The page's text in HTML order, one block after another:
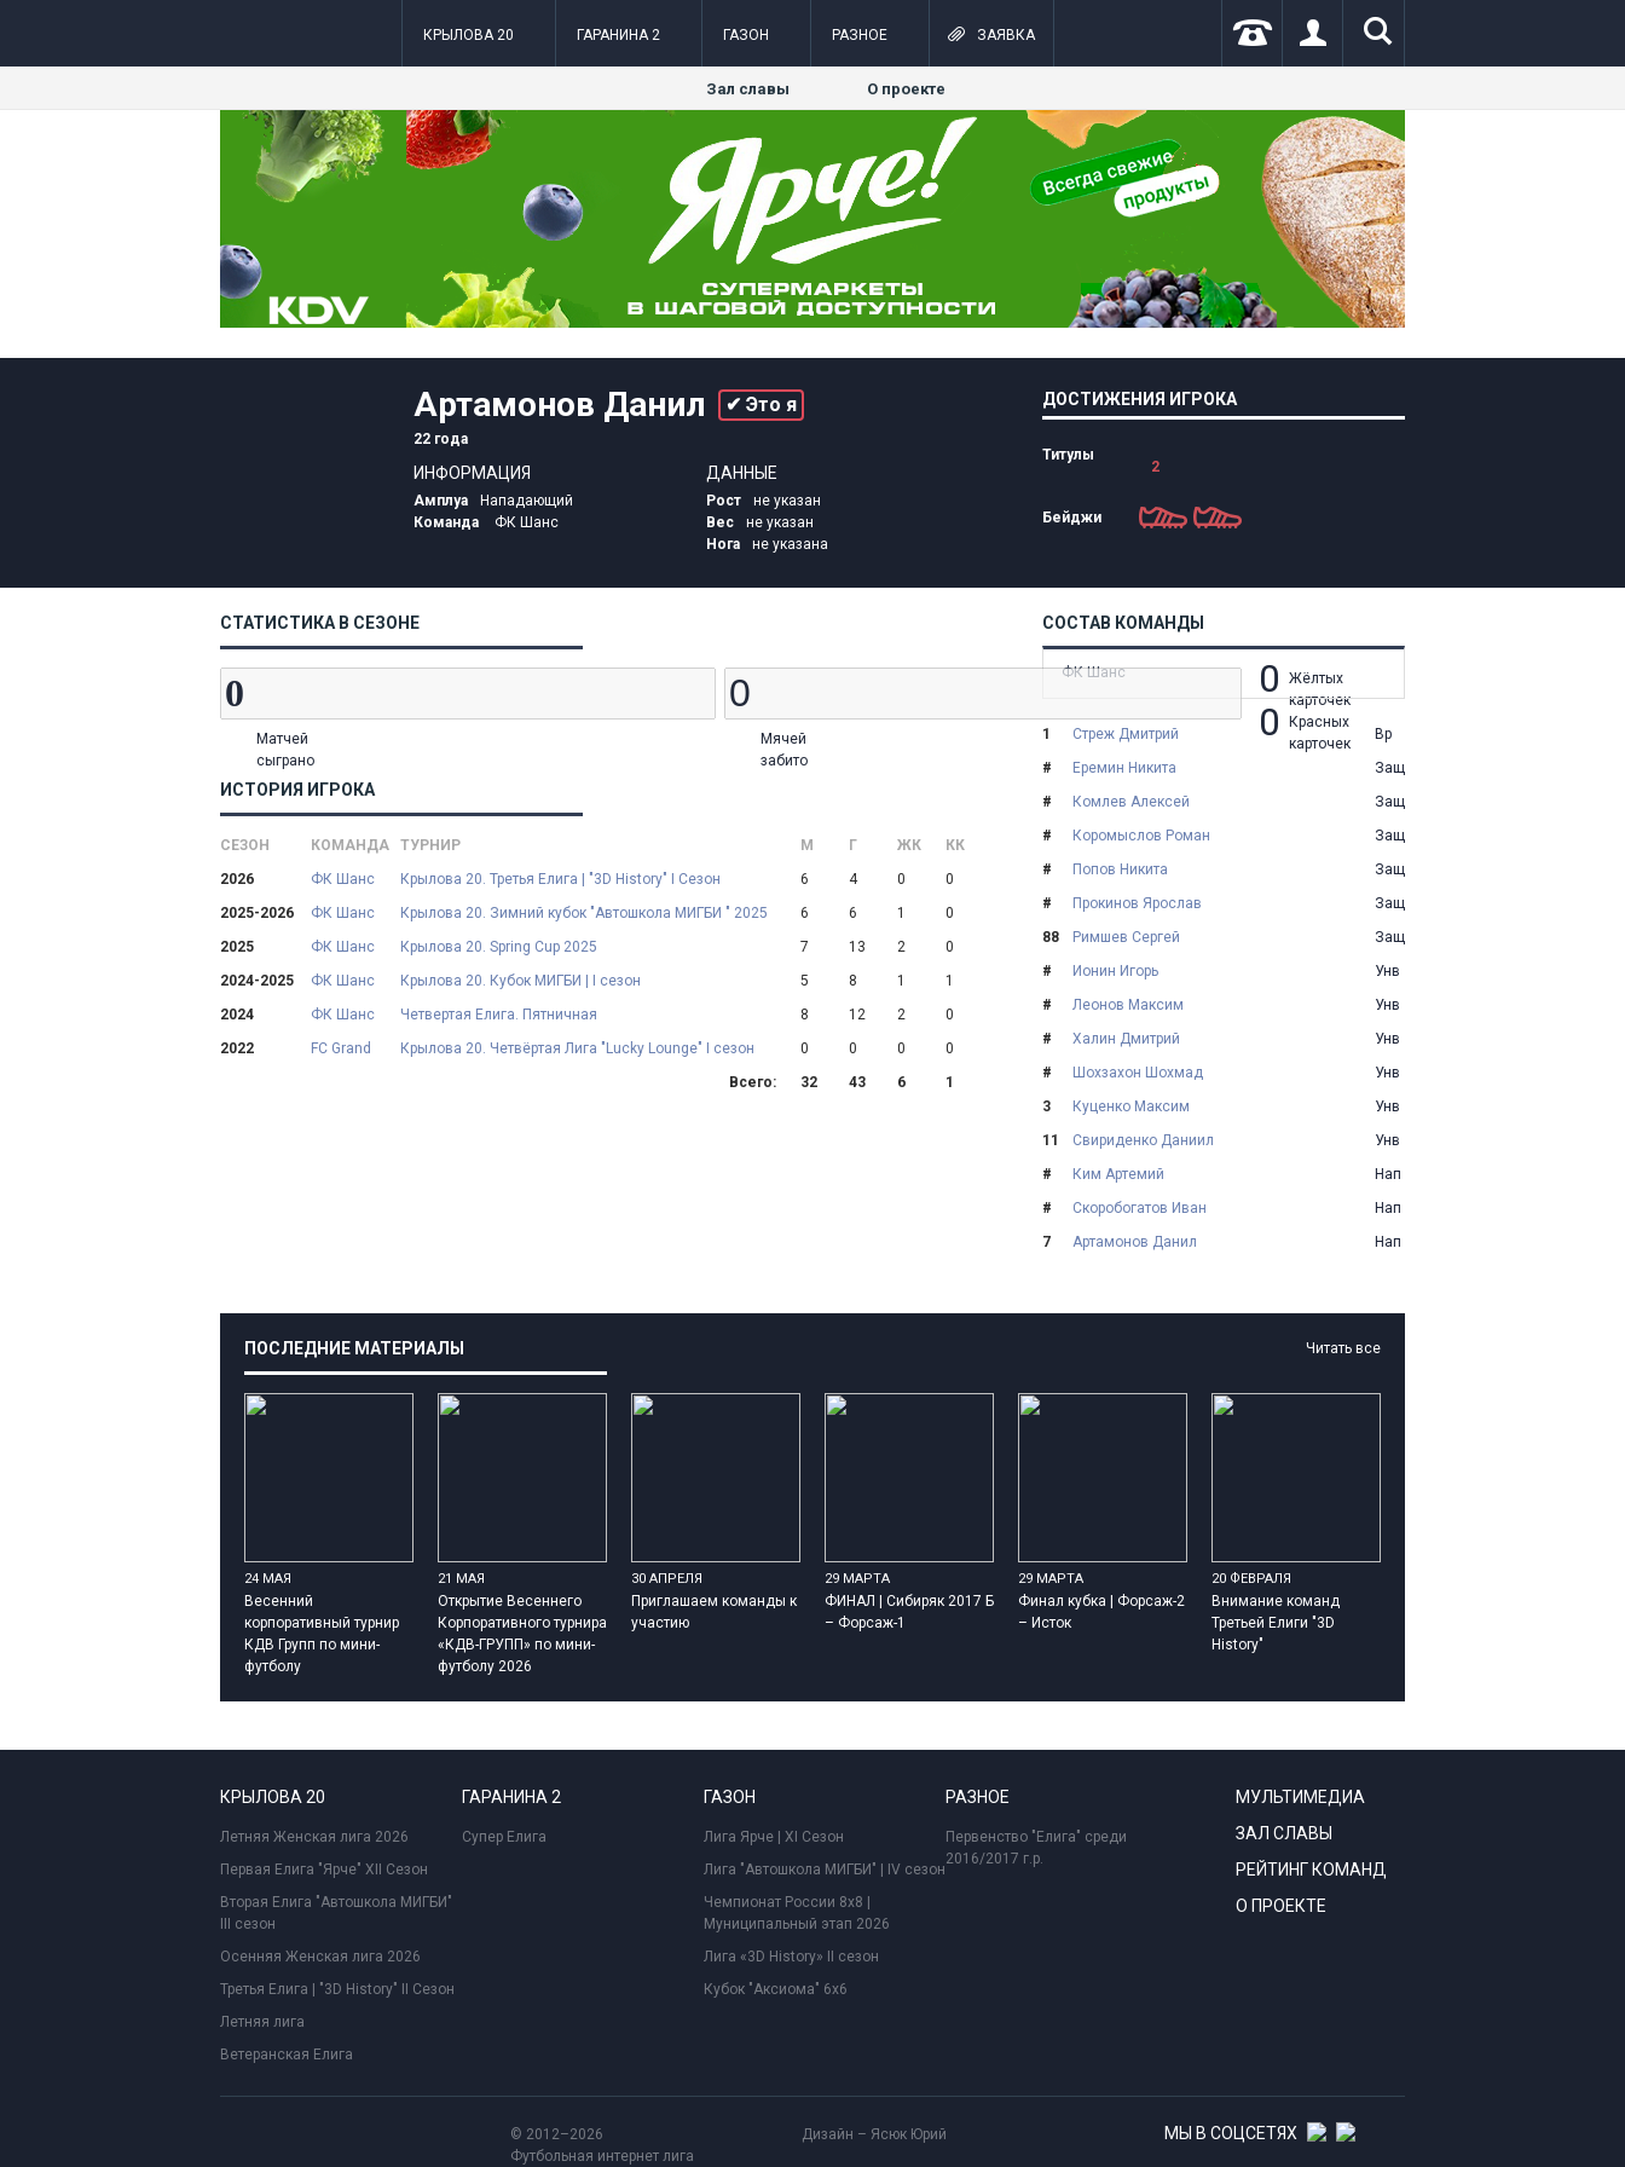
КРЫЛОВА 20 ГАРАНИНА 2 ГАЗОН РАЗНОЕ = ЗАЯВКА #
.
|
Зал славы О проекте
Артамонов Данил ✔ Это я
22 года
ИНФОРМАЦИЯ
Амплуа
Нападающий
Команда
ФК Шанс
ДАННЫЕ
Рост
не указан
Вес
не указан
Нога
не указана
ДОСТИЖЕНИЯ ИГРОКА
Титулы
2
Бейджи
СТАТИСТИКА В СЕЗОНЕ
Матчей
сыграно
Мячей
забито
0
Жёлтых
карточек
0
Красных
карточек
ИСТОРИЯ ИГРОКА
СЕЗОН КОМАНДА ТУРНИР М Г ЖК
КК
2026
ФК Шанс Крылова 20. Третья Елига | "3D History" I Сезон 6 4 0
0
2025-2026
ФК Шанс Крылова 20. Зимний кубок "Автошкола МИГБИ " 2025 6 6 1
0
2025
ФК Шанс Крылова 20. Spring Cup 2025 7 13 2
0
2024-2025
ФК Шанс Крылова 20. Кубок МИГБИ | I сезон 5 8 1
1
2024
ФК Шанс Четвертая Елига. Пятничная 8 12 2
0
2022
FC Grand Крылова 20. Четвёртая Лига "Lucky Lounge" I сезон 0 0 0
0
Всего:
32 43 6 1
СОСТАВ КОМАНДЫ
ФК Шанс
1 Стреж Дмитрий
Вр
#
Еремин Никита
Защ
#
Комлев Алексей
Защ
#
Коромыслов Роман
Защ
#
Попов Никита
Защ
#
Прокинов Ярослав
Защ
88
Римшев Сергей
Защ
#
Ионин Игорь
Унв
#
Леонов Максим
Унв
#
Халин Дмитрий
Унв
#
Шохзахон Шохмад
Унв
3
Куценко Максим
Унв
11
Свириденко Даниил
Унв
#
Ким Артемий
Нап
#
Скоробогатов Иван
Нап
7
Артамонов Данил Нап
ПОСЛЕДНИЕ МАТЕРИАЛЫ Читать все
24 МАЯ
Весенний
корпоративный турнир
КДВ Групп по мини-
футболу
21 МАЯ
Открытие Весеннего
Корпоративного турнира
«КДВ-ГРУПП» по мини-
футболу 2026
30 АПРЕЛЯ
Приглашаем команды к
участию
29 МАРТА
ФИНАЛ | Сибиряк 2017 Б
– Форсаж-1
29 МАРТА
Финал кубка | Форсаж-2
– Исток
20 ФЕВРАЛЯ
Внимание команд
Третьей Елиги "3D
History"
КРЫЛОВА 20
Летняя Женская лига 2026
Первая Елига "Ярче" XII Сезон
Вторая Елига "Автошкола МИГБИ"
III сезон
Осенняя Женская лига 2026
Третья Елига | "3D History" II Сезон
Летняя лига
Ветеранская Елига
ГАРАНИНА 2
Супер Елига
ГАЗОН
Лига Ярче | XI Сезон
Лига "Автошкола МИГБИ" | IV сезон
Чемпионат России 8x8 |
Муниципальный этап 2026
Лига «3D History» II сезон
Кубок "Аксиома" 6x6
РАЗНОЕ
Первенство "Елига" среди
2016/2017 г.р.
МУЛЬТИМЕДИА
ЗАЛ СЛАВЫ
РЕЙТИНГ КОМАНД
О ПРОЕКТЕ
© 2012–2026
Футбольная интернет лига
Дизайн – Ясюк Юрий МЫ В СОЦСЕТЯХ